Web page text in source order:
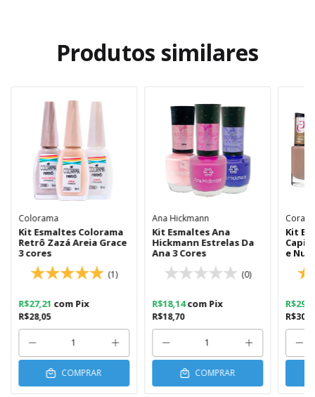
Produtos similares
Colorama
Kit Esmaltes Colorama
Retrô Zazá Areia Grace
3 cores
(1)
R$28,05
R$27,21 com Pix
COMPRAR
Ana Hickmann
Kit Esmaltes Ana
Hickmann Estrelas Da
Ana 3 Cores
(0)
R$18,70
R$18,14com Pix
COMPRAR
Cora
Kit
e